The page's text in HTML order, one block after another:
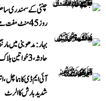
چنئی کے سمندری
روز 45 منٹ مفت ملے گا انٹرنیٹ
بہار: مدھوبنی میں
حادثہ، 3 خواتین ہلاک
آئی ایم ڈی کا ہماچل،
شدید بارش کا الرٹ